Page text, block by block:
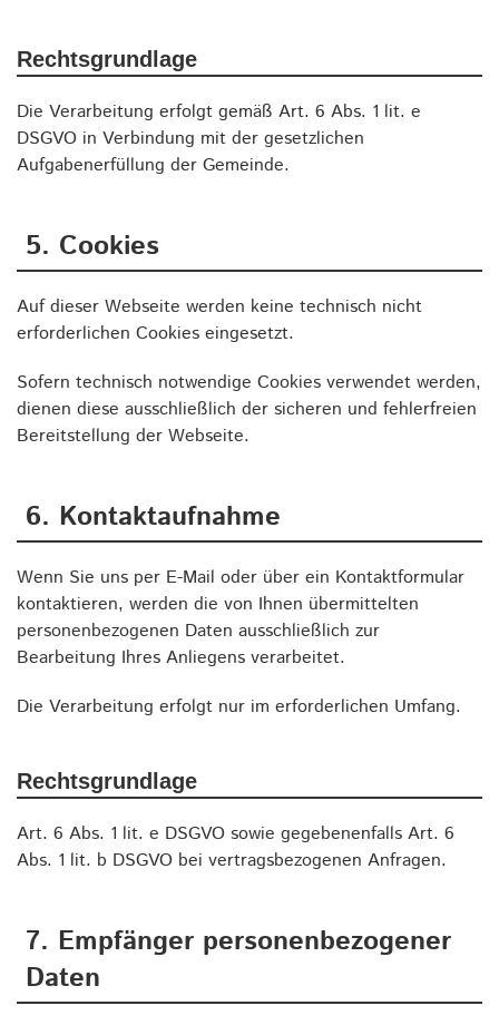
Rechtsgrundlage
Die Verarbeitung erfolgt gemäß Art. 6 Abs. 1 lit. e
DSGVO in Verbindung mit der gesetzlichen
Aufgabenerfüllung der Gemeinde.
5. Cookies
Auf dieser Webseite werden keine technisch nicht
erforderlichen Cookies eingesetzt.
Sofern technisch notwendige Cookies verwendet werden,
dienen diese ausschließlich der sicheren und fehlerfreien
Bereitstellung der Webseite.
6. Kontaktaufnahme
Wenn Sie uns per E-Mail oder über ein Kontaktformular
kontaktieren, werden die von Ihnen übermittelten
personenbezogenen Daten ausschließlich zur
Bearbeitung Ihres Anliegens verarbeitet.
Die Verarbeitung erfolgt nur im erforderlichen Umfang.
Rechtsgrundlage
Art. 6 Abs. 1 lit. e DSGVO sowie gegebenenfalls Art. 6
Abs. 1 lit. b DSGVO bei vertragsbezogenen Anfragen.
7. Empfänger personenbezogener
Daten